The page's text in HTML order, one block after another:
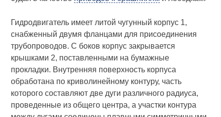
Гидродвигатель имеет литой чугунный корпус 1,
снабженный двумя фланцами для присоединения
трубопроводов. С боков корпус закрывается
крышками 2, поставленными на бумажные
прокладки. Внутренняя поверхность корпуса
обработана по криволинейному контуру, часть
которого составляют две дуги различного радиуса,
проведенные из общего центра, а участки контура